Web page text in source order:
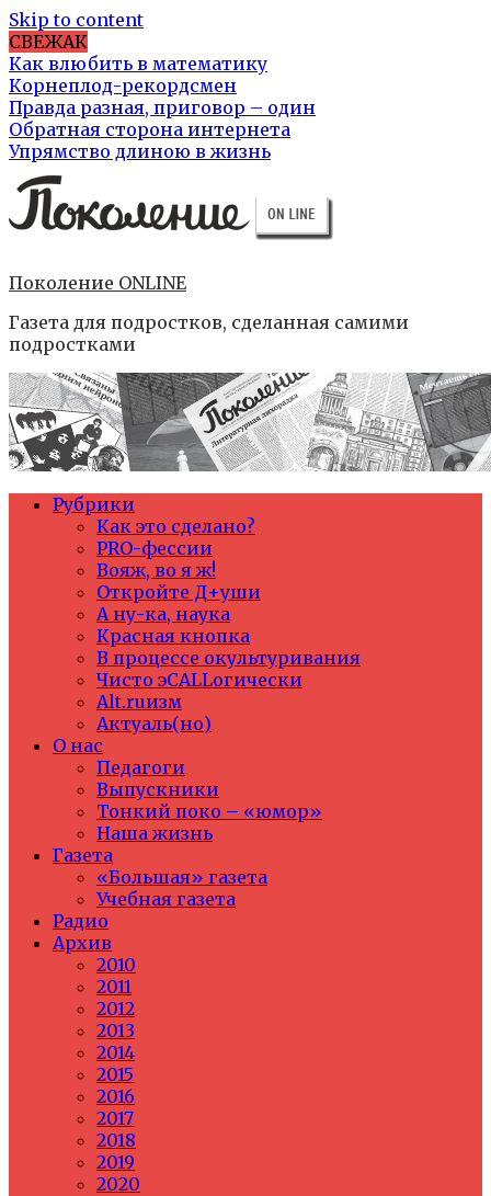
Skip to content
СВЕЖАК
Как влюбить в математику
Корнеплод-рекордсмен
Правда разная, приговор – один
Обратная сторона интернета
Упрямство длиною в жизнь
Поколение ONLINE
Газета для подростков, сделанная самими
подростками
Рубрики
Как это сделано?
PRO-фессии
Вояж, во я ж!
Откройте Д+уши
А ну-ка, наука
Красная кнопка
В процессе окультуривания
Чисто эCALLогически
Alt.ruизм
Актуаль(но)
О нас
Педагоги
Выпускники
Тонкий поко – «юмор»
Наша жизнь
Газета
«Большая» газета
Учебная газета
Радио
Архив
2010
2011
2012
2013
2014
2015
2016
2017
2018
2019
2020